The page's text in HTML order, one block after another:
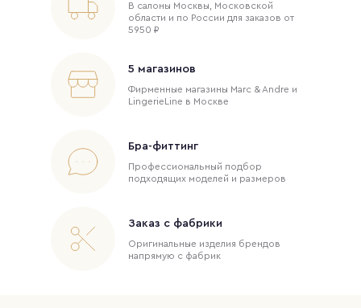
В салоны Москвы, Московской
области и по России для заказов от
5950 ₽
5 магазинов
Фирменные магазины Marc & Andre и
LingerieLine в Москве
Бра-фиттинг
Профессиональный подбор
подходящих моделей и размеров
Заказ с фабрики
Оригинальные изделия брендов
напрямую с фабрик